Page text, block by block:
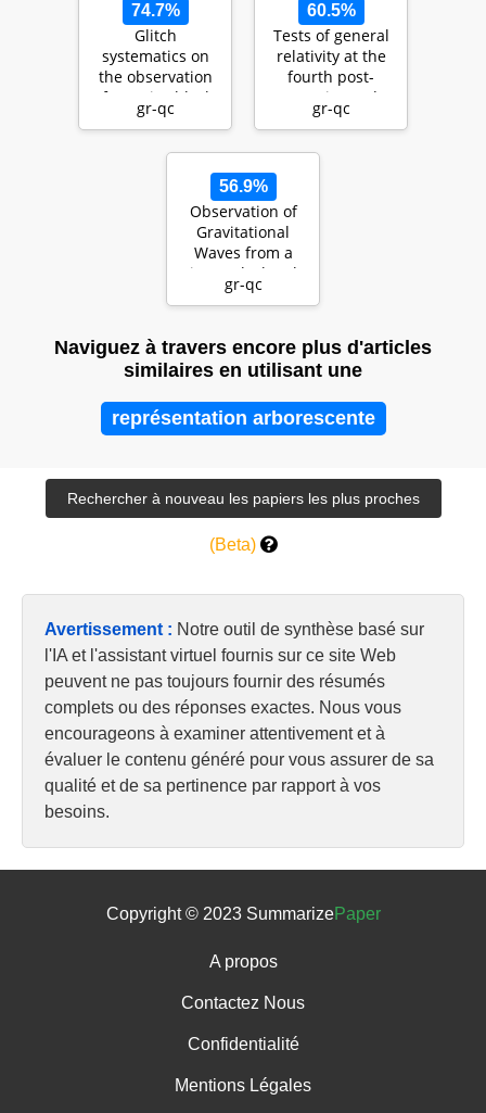
74.7%
Glitch
systematics on
the observation
of massive black-
hole binaries
gr-qc
60.5%
Tests of general
relativity at the
fourth post-
Newtonian order
gr-qc
56.9%
Observation of
Gravitational
Waves from a
Binary Black Hole
Merger
gr-qc
Naviguez à travers encore plus d'articles
similaires en utilisant une
représentation arborescente
(Beta)
Avertissement : Notre outil de synthèse basé sur
l'IA et l'assistant virtuel fournis sur ce site Web
peuvent ne pas toujours fournir des résumés
complets ou des réponses exactes. Nous vous
encourageons à examiner attentivement et à
évaluer le contenu généré pour vous assurer de sa
qualité et de sa pertinence par rapport à vos
besoins.
Copyright © 2023 SummarizePaper
A propos
Contactez Nous
Confidentialité
Mentions Légales